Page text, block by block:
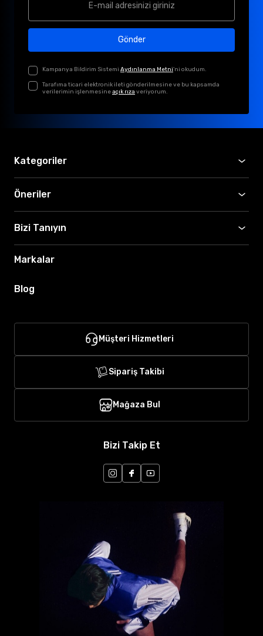
Gönder
Kampanya Bildirim Sistemi Aydınlanma Metni'ni okudum.
Tarafıma ticari elektronik ileti gönderilmesine ve bu kapsamda
verilerimin işlenmesineaçık rıza veriyorum.
Kategoriler
Öneriler
Bizi Tanıyın
Markalar
Blog
Müşteri Hizmetleri
Sipariş Takibi
Mağaza Bul
Bizi Takip Et